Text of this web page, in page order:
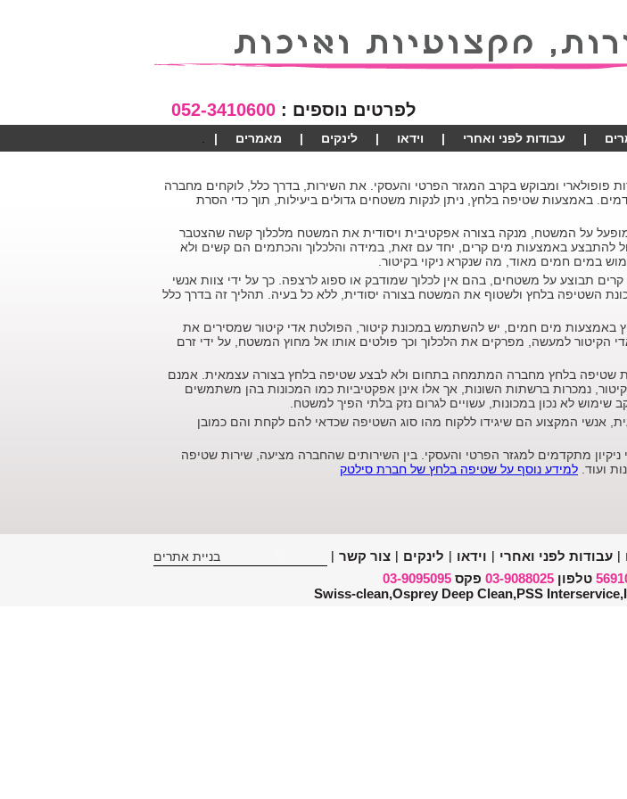
לפרטים נוספים : 052-3410600
| עבודות לפני ואחרי | וידאו | לינקים | מאמרים
|
פופולארי ומבוקש בקרב המגזר הפרטי והעסקי. את השירות, בדרך כלל, לוקחים מחברה
באמצעות שטיפה בלחץ, ניתן לנקות משטחים גדולים ביעילות, תוך כדי הסרת
על המשטח, מנקה בצורה אפקטיבית ויסודית את המשטח מלכלוך קשה שהצטבר
להתבצע באמצעות מים קרים, יחד עם זאת, במידה והלכלוך והכתמים הם קשים ולא
במים חמים מאוד, מה שנקרא ניקוי בקיטור.
תבוצע על משטחים, בהם אין לכלוך שמודבק או ספוג לרצפה. כך על ידי צוות אנשי
השטיפה בלחץ ולשטוף את המשטח בצורה יסודית, ללא כל בעיה. תהליך זה בדרך כלל
באמצעות מים חמים, יש להשתמש במכונת קיטור, הפולטת אדי קיטור שמסירים את
הקיטור למעשה, מפרקים את הלכלוך וכך פולטים אותו אל מחוץ המשטח, על ידי זרם
שטיפה בלחץ מחברה המתמחה בתחום ולא לבצע שטיפה בלחץ בצורה עצמאית. אמנם
נמכרות ברשתות השונות, אך אלו אינן אפקטיביות כמו המכונות בהן משתמשים
שימוש לא נכון במכונות, עשויים לגרום נזק בלתי הפיך למשטח.
אנשי המקצוע הם שיגידו ללקוח מהו סוג השטיפה שכדאי להם לקחת והם כמובן
מתקדמים למגזר הפרטי והעסקי. בין השירותים שהחברה מציעה, שירות שטיפה
ועוד. למידע נוסף על שטיפה בלחץ של חברת סילטק
| עבודות לפני ואחרי | וידאו | לינקים | צור קשר |
טלפון 03-9088025 פקס 03-9095095
בניית אתרים